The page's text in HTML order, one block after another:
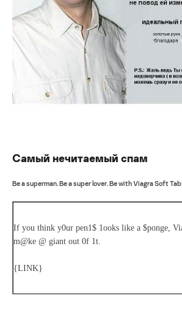
Самый нечитаемый спам
Be a superman. Be a super lover. Be with Viagra Soft
If you think y0ur pen1$ 1ooks like a $ponge,
m@ke @ giant out 0f 1t.
{LINK}